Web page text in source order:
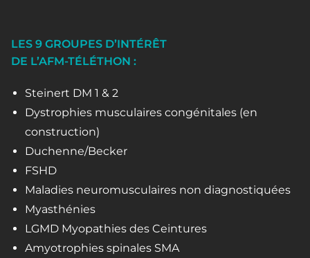
LES 9 GROUPES D’INTÉRÊT
DE L’AFM-TÉLÉTHON :
Steinert DM 1 & 2
Dystrophies musculaires congénitales (en
construction)
Duchenne/Becker
FSHD
Maladies neuromusculaires non diagnostiquées
Myasthénies
LGMD Myopathies des Ceintures
Amyotrophies spinales SMA